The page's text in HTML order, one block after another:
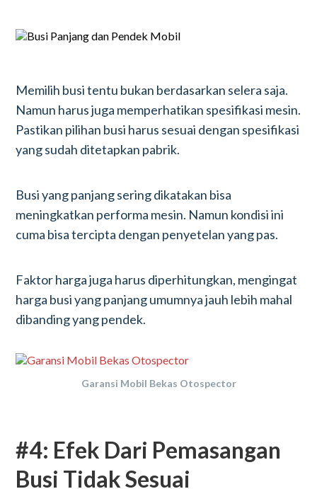
Memilih busi tentu bukan berdasarkan selera saja.
Namun harus juga memperhatikan spesifikasi mesin.
Pastikan pilihan busi harus sesuai dengan spesifikasi
yang sudah ditetapkan pabrik.
Busi yang panjang sering dikatakan bisa
meningkatkan performa mesin. Namun kondisi ini
cuma bisa tercipta dengan penyetelan yang pas.
Faktor harga juga harus diperhitungkan, mengingat
harga busi yang panjang umumnya jauh lebih mahal
dibanding yang pendek.
Garansi Mobil Bekas Otospector
#4: Efek Dari Pemasangan
Busi Tidak Sesuai